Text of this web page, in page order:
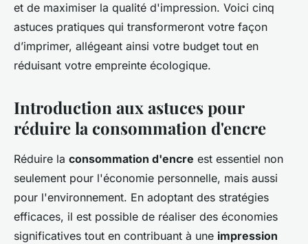
et de maximiser la qualité d'impression. Voici cinq
astuces pratiques qui transformeront votre façon
d’imprimer, allégeant ainsi votre budget tout en
réduisant votre empreinte écologique.
Introduction aux astuces pour
réduire la consommation d'encre
Réduire la consommation d'encre est essentiel non
seulement pour l'économie personnelle, mais aussi
pour l'environnement. En adoptant des stratégies
efficaces, il est possible de réaliser des économies
significatives tout en contribuant à une impression